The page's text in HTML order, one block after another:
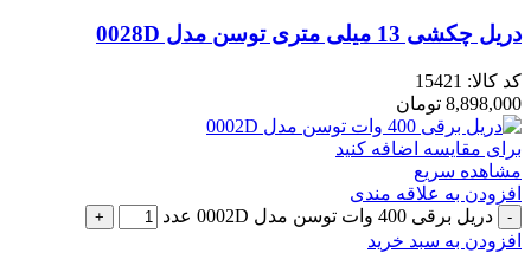
دریل چکشی 13 میلی متری توسن مدل 0028D
کد کالا: 15421
8,898,000 تومان
برای مقایسه اضافه کنید
مشاهده سریع
افزودن به علاقه مندی
دریل برقی 400 وات توسن مدل 0002D عدد
افزودن به سبد خرید